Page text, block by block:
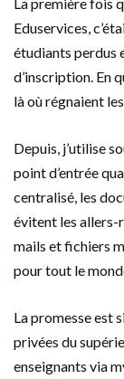
Eduservices,
étudiants perdus
d’inscription. En
là où régnaient
Depuis, j’utilise
point d’entrée
centralisé, les
évitent les
mails et fichiers
pour tout le
La promesse est
privées du
enseignants via